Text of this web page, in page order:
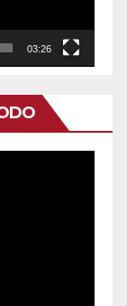
03:26